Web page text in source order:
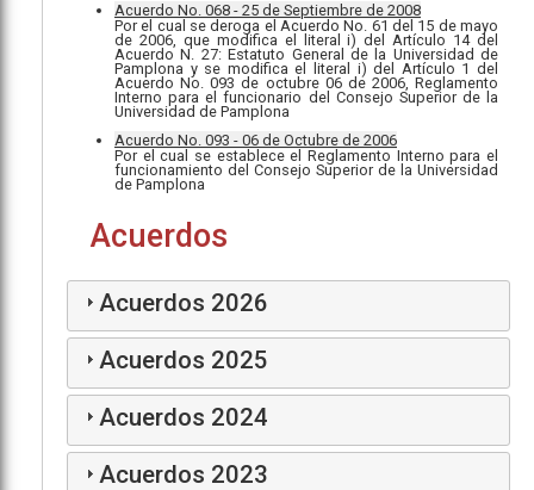
Acuerdo No. 068 - 25 de Septiembre de 2008
Por el cual se deroga el Acuerdo No. 61 del 15 de mayo
de 2006, que modifica el literal i) del Artículo 14 del
Acuerdo N. 27: Estatuto General de la Universidad de
Pamplona y se modifica el literal i) del Artículo 1 del
Acuerdo No. 093 de octubre 06 de 2006, Reglamento
Interno para el funcionario del Consejo Superior de la
Universidad de Pamplona
Acuerdo No. 093 - 06 de Octubre de 2006
Por el cual se establece el Reglamento Interno para el
funcionamiento del Consejo Superior de la Universidad
de Pamplona
Acuerdos
Acuerdos 2026
Acuerdos 2025
Acuerdos 2024
Acuerdos 2023